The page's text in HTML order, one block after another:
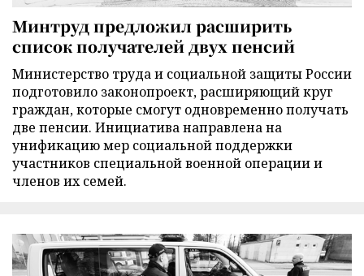
Минтруд предложил расширить
список получателей двух пенсий
Министерство труда и социальной защиты России
подготовило законопроект, расширяющий круг
граждан, которые смогут одновременно получать
две пенсии. Инициатива направлена на
унификацию мер социальной поддержки
участников специальной военной операции и
членов их семей.